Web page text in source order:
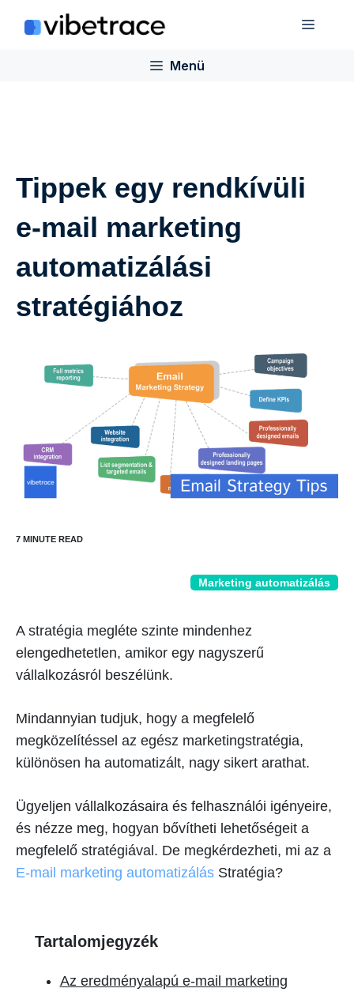
Menü
Menü
Tippek egy rendkívüli
e-mail marketing
automatizálási
stratégiához
Marketing automatizálás
A stratégia megléte szinte mindenhez
elengedhetetlen, amikor egy nagyszerű
vállalkozásról beszélünk.
Mindannyian tudjuk, hogy a megfelelő
megközelítéssel az egész marketingstratégia,
különösen ha automatizált, nagy sikert arathat.
Ügyeljen vállalkozásaira és felhasználói igényeire,
és nézze meg, hogyan bővítheti lehetőségeit a
megfelelő stratégiával. De megkérdezheti, mi az a
E-mail marketing automatizálás Stratégia?
Tartalomjegyzék
Az eredményalapú e-mail marketing